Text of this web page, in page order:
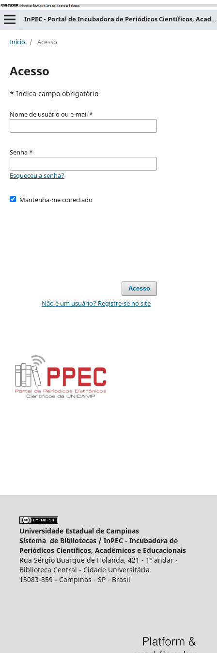
InPEC - Portal de Incubadora de Periódicos Científicos, Acadêmicos e Educacionais
Início / Acesso
Acesso
* Indica campo obrigatório
Nome de usuário ou e-mail *
Senha *
Esqueceu a senha?
Mantenha-me conectado
Acesso
Não é um usuário? Registre-se no site
Universidade Estadual de Campinas
Sistema de Bibliotecas / InPEC - Incubadora de
Periódicos Científicos, Acadêmicos e Educacionais
Rua Sérgio Buarque de Holanda, 421 - 1º andar -
Biblioteca Central - Cidade Universitária
13083-859 - Campinas - SP - Brasil